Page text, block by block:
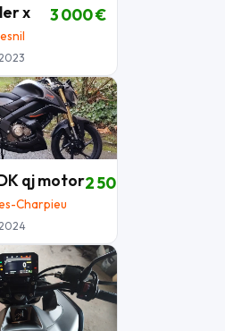
x 3 000 €
qj motor
Charpieu
2 500 €